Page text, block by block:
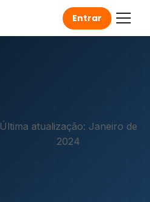
Entrar
Última atualização: Janeiro de
2024